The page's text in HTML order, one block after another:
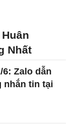
Nhất
6: Zalo dẫn
nhắn tin tại